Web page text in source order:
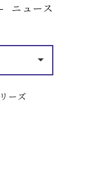
ニュース
ーズ